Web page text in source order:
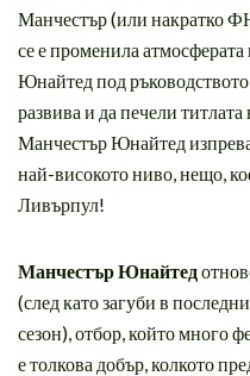
Манчестър (или накратко
се е променила
Юнайтед под
развива и да печели
Манчестър Юнайтед
най-високото ниво, нещо,
Ливърпул!
Манчестър Юнайтед
(след като загуби в
сезон), отбор, който много
е толкова добър, колкото